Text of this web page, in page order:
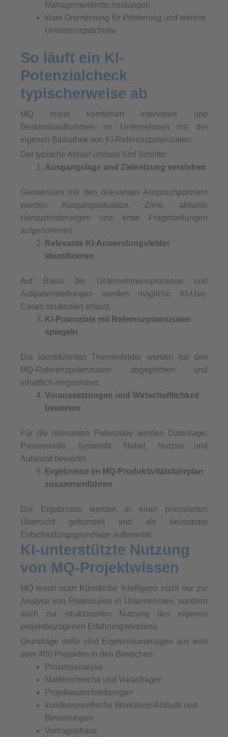
Managemententscheidungen
klare Orientierung für Pilotierung und weitere
Umsetzungsschritte
So läuft ein KI-
Potenzialcheck
typischerweise ab
MQ result kombiniert Interviews und
Bestandsaufnahmen im Unternehmen mit der
eigenen Bibliothek von KI-Referenzpotenzialen.
Der typische Ablauf umfasst fünf Schritte:
Ausgangslage und Zielsetzung verstehen
Gemeinsam mit den relevanten Ansprechpartnern
werden Ausgangssituation, Ziele, aktuelle
Herausforderungen und erste Fragestellungen
aufgenommen.
Relevante KI-Anwendungsfelder
identifizieren
Auf Basis der Unternehmensprozesse und
Aufgabenstellungen werden mögliche KI-Use-
Cases strukturiert erfasst.
KI-Potenziale mit Referenzpotenzialen
spiegeln
Die identifizierten Themenfelder werden mit den
MQ-Referenzpotenzialen abgeglichen und
inhaltlich eingeordnet.
Voraussetzungen und Wirtschaftlichkeit
bewerten
Für die relevanten Potenziale werden Datenlage,
Prozessreife, Systemfit, Hebel, Nutzen und
Aufwand bewertet.
Ergebnisse im MQ-Produktivitätsfahrplan
zusammenführen
Die Ergebnisse werden in einer priorisierten
Übersicht gebündelt und als belastbare
Entscheidungsgrundlage aufbereitet.
KI-unterstützte Nutzung
von MQ-Projektwissen
MQ result nutzt Künstliche Intelligenz nicht nur zur
Analyse von Potenzialen in Unternehmen, sondern
auch zur strukturierten Nutzung des eigenen
projektbezogenen Erfahrungswissens.
Grundlage dafür sind Ergebnisunterlagen aus weit
über 400 Projekten in den Bereichen:
Prozessanalyse
Marktrecherche und Voranfragen
Projektausschreibungen
kundenspezifische Workshop-Abläufe und
Bewertungen
Vertragsphase